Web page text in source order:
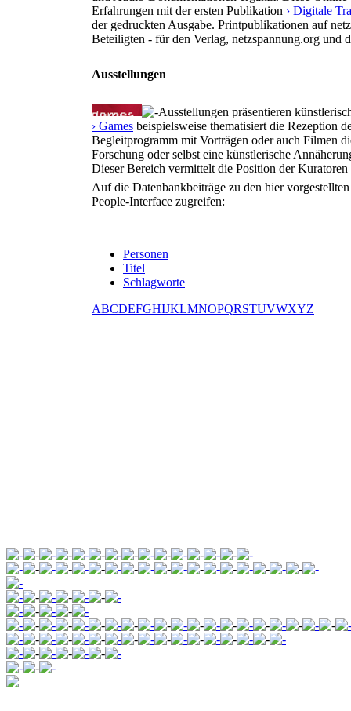
Erfahrungen mit der ersten Publikation › Digitale
der gedruckten Ausgabe. Printpublikationen auf
Beteiligten - für den Verlag, netzspannung.org und
Ausstellungen
Ausstellungen präsentieren
› Games beispielsweise thematisiert die Rezeption
Begleitprogramm mit Vorträgen oder auch Filmen
Forschung oder selbst eine künstlerische
Dieser Bereich vermittelt die Position der
Auf die Datenbankbeiträge zu den hier
People-Interface zugreifen:
Personen
Titel
Schlagworte
ABCDEFGHIJKLMNOPQRSTUVWXYZ